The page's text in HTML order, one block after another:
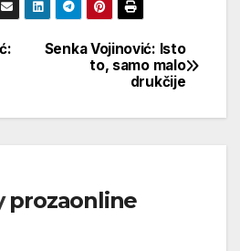
Senka Vojinović: Isto
to, samo malo
drukčije
prozaonline